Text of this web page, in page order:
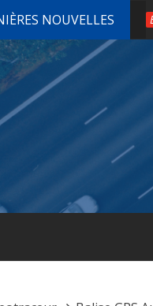
NOUVELLES